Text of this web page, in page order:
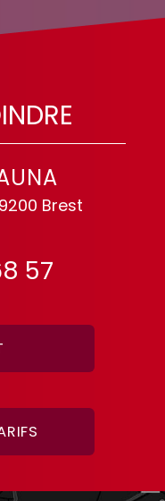
Brest
57